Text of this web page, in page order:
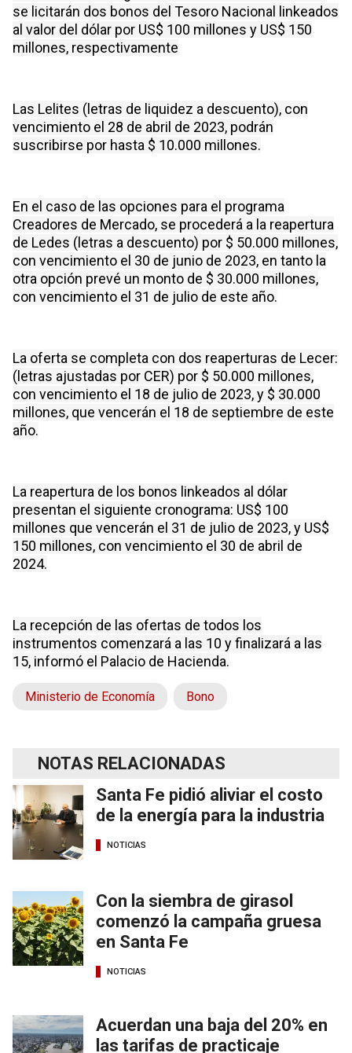
se licitarán dos bonos del Tesoro Nacional linkeados
al valor del dólar por US$ 100 millones y US$ 150
millones, respectivamente
Las Lelites (letras de liquidez a descuento), con
vencimiento el 28 de abril de 2023, podrán
suscribirse por hasta $ 10.000 millones.
En el caso de las opciones para el programa
Creadores de Mercado, se procederá a la reapertura
de Ledes (letras a descuento) por $ 50.000 millones,
con vencimiento el 30 de junio de 2023, en tanto la
otra opción prevé un monto de $ 30.000 millones,
con vencimiento el 31 de julio de este año.
La oferta se completa con dos reaperturas de Lecer:
(letras ajustadas por CER) por $ 50.000 millones,
con vencimiento el 18 de julio de 2023, y $ 30.000
millones, que vencerán el 18 de septiembre de este
año.
La reapertura de los bonos linkeados al dólar
presentan el siguiente cronograma: US$ 100
millones que vencerán el 31 de julio de 2023, y US$
150 millones, con vencimiento el 30 de abril de
2024.
La recepción de las ofertas de todos los
instrumentos comenzará a las 10 y finalizará a las
15, informó el Palacio de Hacienda.
Ministerio de Economía Bono
NOTAS RELACIONADAS
Santa Fe pidió aliviar el costo
de la energía para la industria
NOTICIAS
Con la siembra de girasol
comenzó la campaña gruesa
en Santa Fe
NOTICIAS
Acuerdan una baja del 20% en
las tarifas de practicaje